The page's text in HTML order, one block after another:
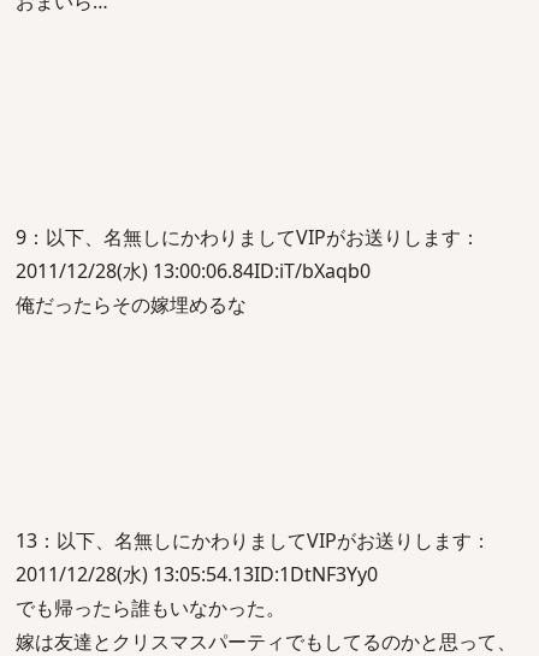
9：以下、名無しにかわりましてVIPがお送りします：
2011/12/28(水) 13:00:06.84ID:iT/bXaqb0
俺だったらその嫁埋めるな
13：以下、名無しにかわりましてVIPがお送りします：
2011/12/28(水) 13:05:54.13ID:1DtNF3Yy0
でも帰ったら誰もいなかった。
嫁は友達とクリスマスパーティでもしてるのかと思って、